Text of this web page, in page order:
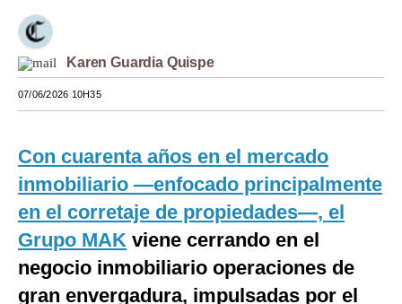
EEUU
México
Tecnología
Club del Suscriptor
G de Gestión
Notas Contratadas
Karen Guardia Quispe
07/06/2026 10H35
Con cuarenta años en el mercado
inmobiliario —enfocado principalmente
en el corretaje de propiedades—, el
Grupo MAK viene cerrando en el
negocio inmobiliario operaciones de
gran envergadura, impulsadas por el